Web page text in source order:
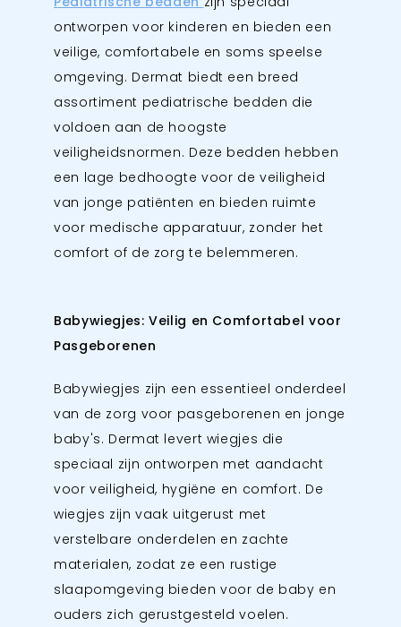
ontworpen voor kinderen en bieden een
veilige, comfortabele en soms speelse
omgeving. Dermat biedt een breed
assortiment pediatrische bedden die
voldoen aan de hoogste
veiligheidsnormen. Deze bedden hebben
een lage bedhoogte voor de veiligheid
van jonge patiënten en bieden ruimte
voor medische apparatuur, zonder het
comfort of de zorg te belemmeren.
Babywiegjes: Veilig en Comfortabel voor
Pasgeborenen
Babywiegjes zijn een essentieel onderdeel
van de zorg voor pasgeborenen en jonge
baby's. Dermat levert wiegjes die
speciaal zijn ontworpen met aandacht
voor veiligheid, hygiëne en comfort. De
wiegjes zijn vaak uitgerust met
verstelbare onderdelen en zachte
materialen, zodat ze een rustige
slaapomgeving bieden voor de baby en
ouders zich gerustgesteld voelen.